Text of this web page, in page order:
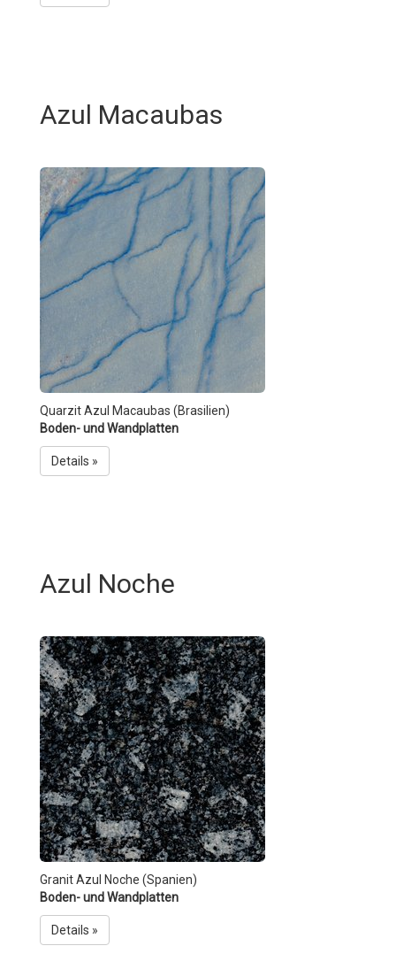
Azul Macaubas
Quarzit Azul Macaubas (Brasilien)
Boden- und Wandplatten
Details »
Azul Noche
Granit Azul Noche (Spanien)
Boden- und Wandplatten
Details »